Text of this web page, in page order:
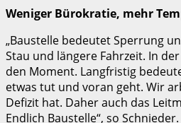
Weniger Bürokratie, mehr
„Baustelle bedeutet Sperrung
Stau und längere Fahrzeit. In
den Moment. Langfristig
etwas tut und voran geht. Wir
Defizit hat. Daher auch das
Endlich Baustelle“, so Schnieder.